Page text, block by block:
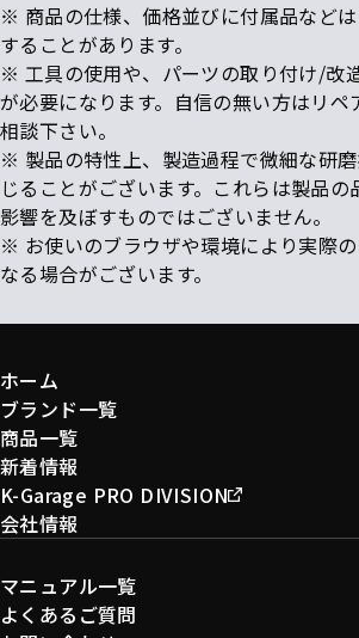
※ 商品の仕様、価格並びに付属品など
することがあります。
※ 工具の使用や、パーツの取り付け/改
が必要になります。自信の無い方はリペ
相談下さい。
※ 製品の特性上、製造過程で微細な研
じることがございます。これらは製品の
影響を及ぼすものではございません。
※ お使いのブラウザや環境により実際
なる場合がございます。
ホーム
ブランド一覧
商品一覧
新着情報
K-Garage PRO DIVISION
会社情報
マニュアル一覧
よくあるご質問